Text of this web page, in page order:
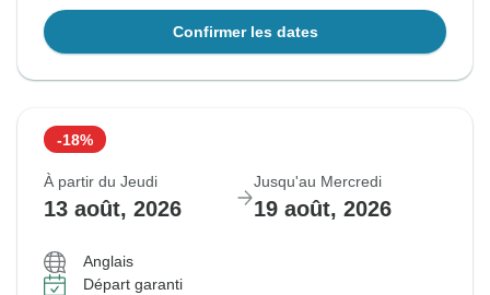
Confirmer les dates
-18%
À partir du Jeudi
13 août, 2026
Jusqu'au Mercredi
19 août, 2026
Anglais
Départ garanti